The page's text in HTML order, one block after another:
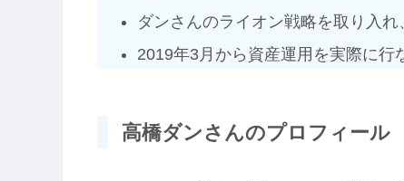
ダンさんのライオン戦略を取り入れ
2019年3月から資産運用を実際に行
高橋ダンさんのプロフィール